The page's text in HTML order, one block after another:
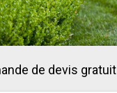
de devis gratuit